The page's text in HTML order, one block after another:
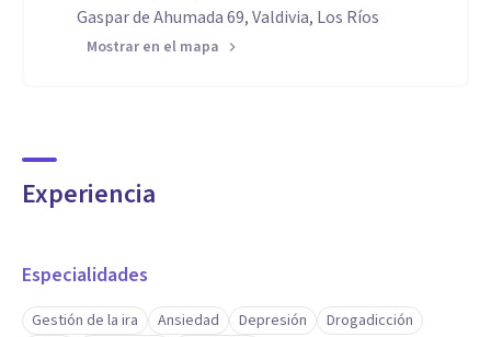
Gaspar de Ahumada 69, Valdivia, Los Ríos
Mostrar en el mapa
Experiencia
Especialidades
Gestión de la ira Ansiedad Depresión
Drogadicción